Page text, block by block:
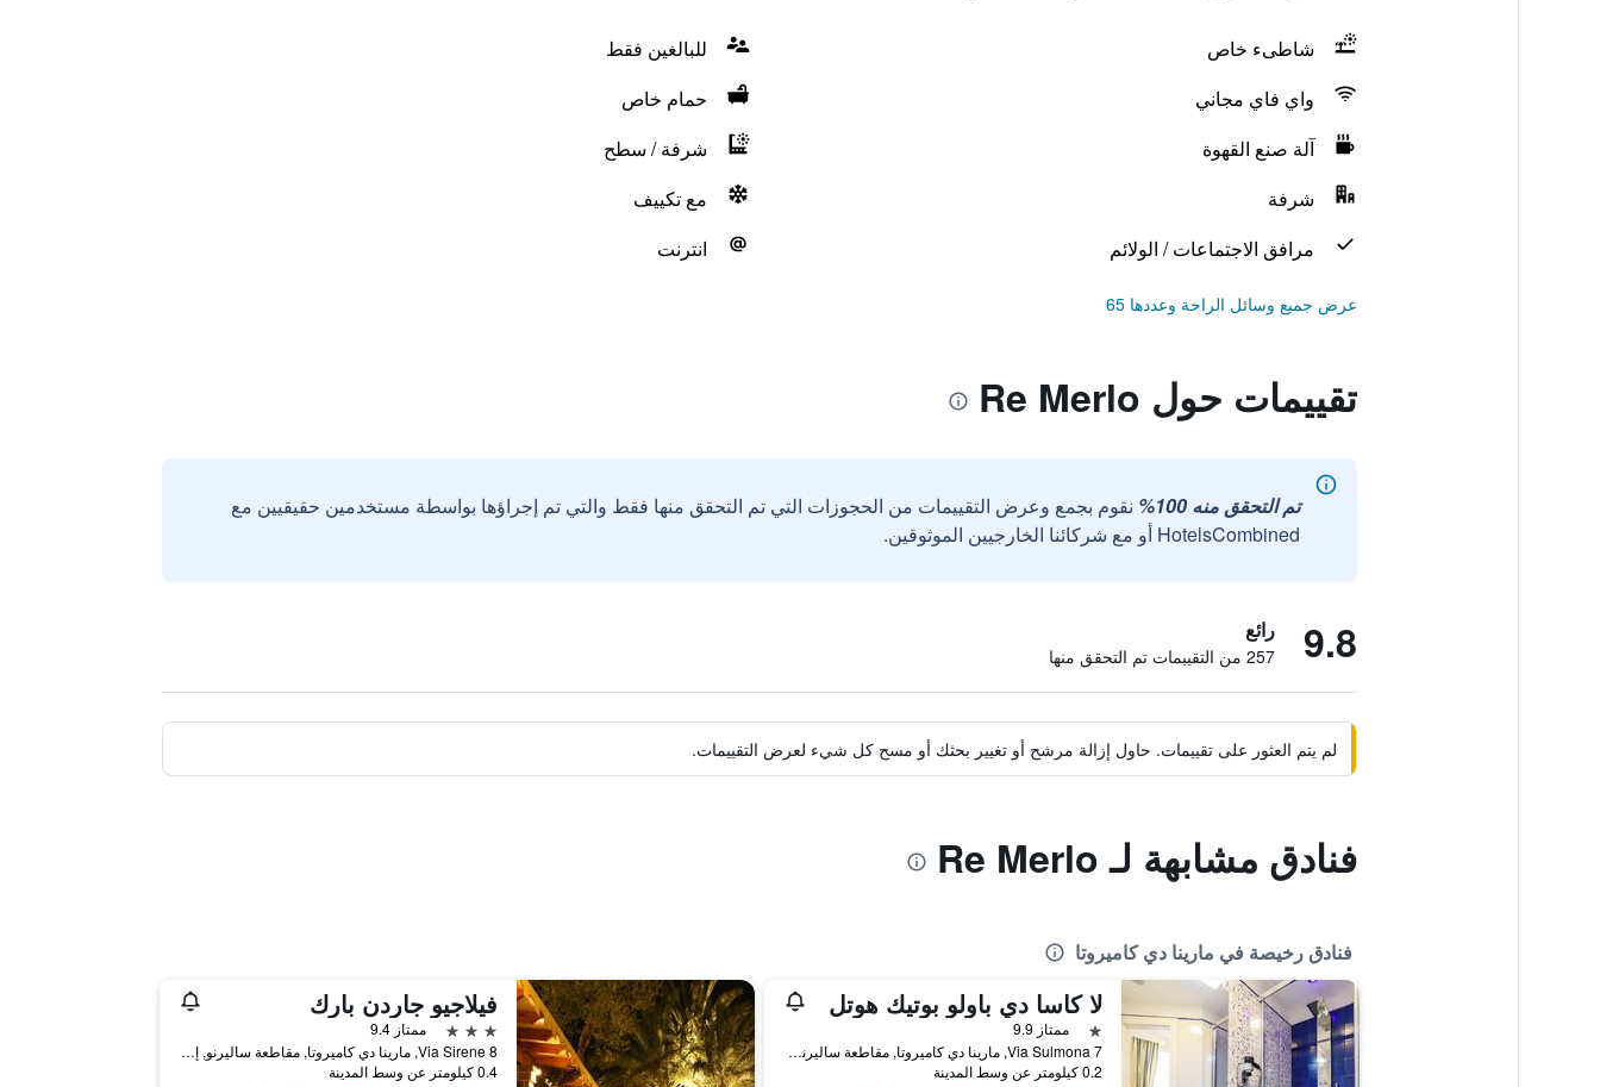
شاطىء خاص
للبالغين فقط
واي فاي مجاني
حمام خاص
آلة صنع القهوة
شرفة / سطح
شرفة
مع تكييف
مرافق الاجتماعات / الولائم
انترنت
عرض جميع وسائل الراحة وعددها 65
تقييمات حول Re Merlo
تم التحقق منه 100%
نقوم بجمع وعرض التقييمات من الحجوزات التي تم التحقق منها فقط والتي تم إجراؤها بواسطة مستخدمين حقيقيين مع
HotelsCombined أو مع شركائنا الخارجيين الموثوقين.
9.8 رائع
257 من التقييمات تم التحقق منها
لم يتم العثور على تقييمات. حاول إزالة مرشح أو تغيير بحثك أو مسح كل شيء لعرض التقييمات.
فنادق مشابهة لـ Re Merlo
فنادق رخيصة في مارينا دي كاميروتا
لا كاسا دي باولو بوتيك هوتل
نجمة واحدة
ممتاز 9.9
Via Sulmona 7, مارينا دي كاميروتا, مقاطعة ساليرنو, إيطاليا
0.2 كيلومتر عن وسط المدينة
فيلاجيو جاردن بارك
3 نجوم
ممتاز 9.4
Via Sirene 8, مارينا دي كاميروتا, مقاطعة ساليرنو, إيطاليا
0.4 كيلومتر عن وسط المدينة